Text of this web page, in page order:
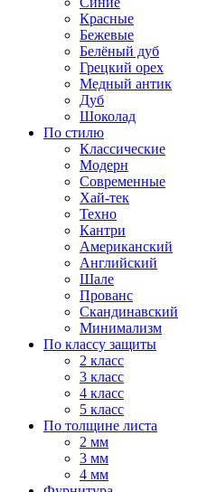
Красные
Бежевые
Белёный дуб
Грецкий орех
Медный антик
Дуб
Шоколад
По стилю
Классические
Модерн
Современные
Хай-тек
Техно
Кантри
Американский
Английский
Шале
Прованс
Скандинавский
Минимализм
По классу защиты
2 класс
3 класс
4 класс
5 класс
По толщине листа
2 мм
3 мм
4 мм